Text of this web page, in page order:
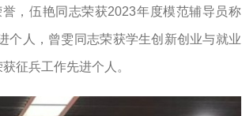
，伍艳同志荣获2023年度模范辅导员称
个人，曾雯同志荣获学生创新创业与就业
征兵工作先进个人。